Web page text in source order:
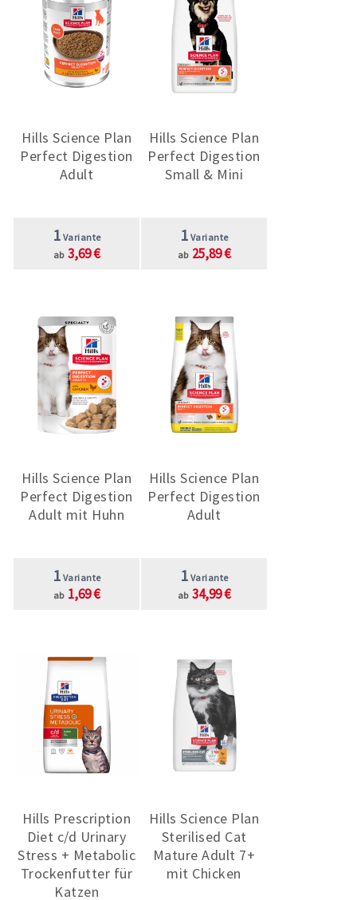
Hills Science Plan
Perfect Digestion
Adult
1 Variante
ab 3,69 €
Hills Science Plan
Perfect Digestion
Small & Mini
1 Variante
ab 25,89 €
Hills Science Plan
Perfect Digestion
Adult mit Huhn
1 Variante
ab 1,69 €
Hills Science Plan
Perfect Digestion
Adult
1 Variante
ab 34,99 €
Hills Prescription
Diet c/d Urinary
Stress + Metabolic
Trockenfutter für
Katzen
Hills Science Plan
Sterilised Cat
Mature Adult 7+
mit Chicken